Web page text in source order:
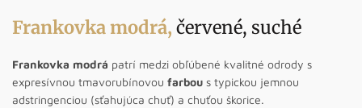
Frankovka modrá, červené, suché
Frankovka modrá patrí medzi obľúbené kvalitné odrody s
expresívnou tmavorubínovou farbou s typickou jemnou
adstringenciou (sťahujúca chuť) a chuťou škorice.